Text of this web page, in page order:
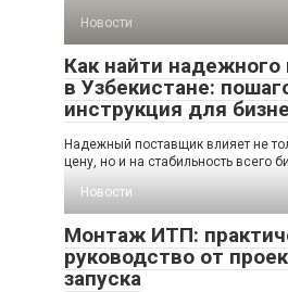
Новости
Как найти
в Узбекистане:
инструкция для
Надежный поставщик влияет не
цену, но и на стабильность всего
Новости
Монтаж ИТП:
руководство от
запуска